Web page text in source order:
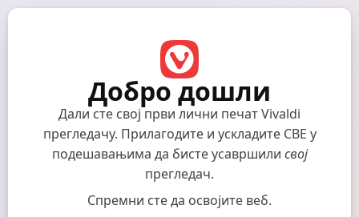
Добро дошли
Дали сте свој први лични печат Vivaldi
прегледачу. Прилагодите и ускладите СВЕ у
подешавањима да бисте усавршили свој
прегледач.
Спремни сте да освојите веб.